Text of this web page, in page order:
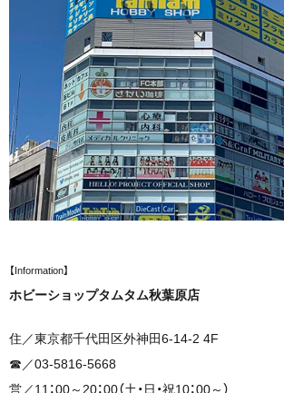
【Information】
ホビーショップタムタム秋葉原店
住／東京都千代田区外神田6-14-2 4F
☎︎／03-5816-5668
営／11：00～20：00（土・日・祝10：00～）